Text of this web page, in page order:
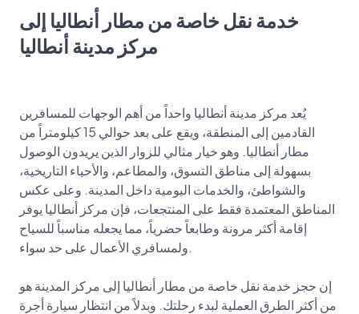
خدمة نقل خاصة من مطار أنطاليا إلى
مركز مدينة أنطاليا
يُعد مركز مدينة أنطاليا واحداً من أهم الوجهات للمسافرين
القادمين إلى المنطقة، ويقع على بعد حوالي 15 كيلومتراً من
مطار أنطاليا. وهو خيار مثالي للزوار الذين يريدون الوصول
بسهولة إلى مناطق التسوق، والمطاعم، والأحياء التاريخية،
والشواطئ، والخدمات اليومية داخل المدينة. وعلى عكس
المناطق المعتمدة فقط على المنتجعات، فإن مركز أنطاليا يوفر
إقامة أكثر مرونة وطابعاً حضرياً، مما يجعله مناسباً للسياح
ولمسافري الأعمال على حد سواء.
إن حجز خدمة نقل خاصة من مطار أنطاليا إلى مركز المدينة هو
من أكثر الطرق العملية لبدء رحلتك. وبدلاً من انتظار سيارة أجرة